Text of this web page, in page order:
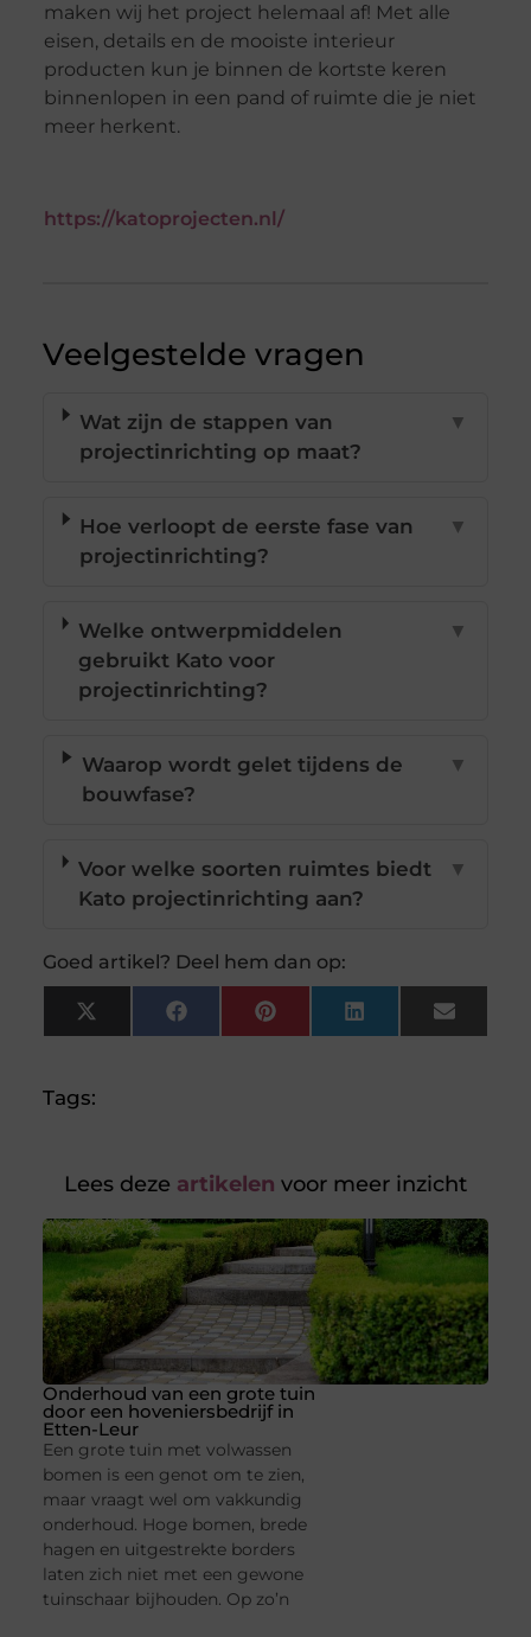
maken wij het project helemaal af! Met alle
eisen, details en de mooiste interieur
producten kun je binnen de kortste keren
binnenlopen in een pand of ruimte die je niet
meer herkent.
https://katoprojecten.nl/
Veelgestelde vragen
Wat zijn de stappen van
projectinrichting op maat?
▼
Hoe verloopt de eerste fase van
projectinrichting?
▼
Welke ontwerpmiddelen
gebruikt Kato voor
projectinrichting?
▼
Waarop wordt gelet tijdens de
bouwfase?
▼
Voor welke soorten ruimtes biedt
Kato projectinrichting aan?
▼
Goed artikel? Deel hem dan op:
X
(Twitter)
FacebookPinterestLinkedInEmail
Tags:
Lees deze artikelen voor meer inzicht
Onderhoud van een grote tuin
door een hoveniersbedrijf in
Etten-Leur
Een grote tuin met volwassen
bomen is een genot om te zien,
maar vraagt wel om vakkundig
onderhoud. Hoge bomen, brede
hagen en uitgestrekte borders
laten zich niet met een gewone
tuinschaar bijhouden. Op zo’n